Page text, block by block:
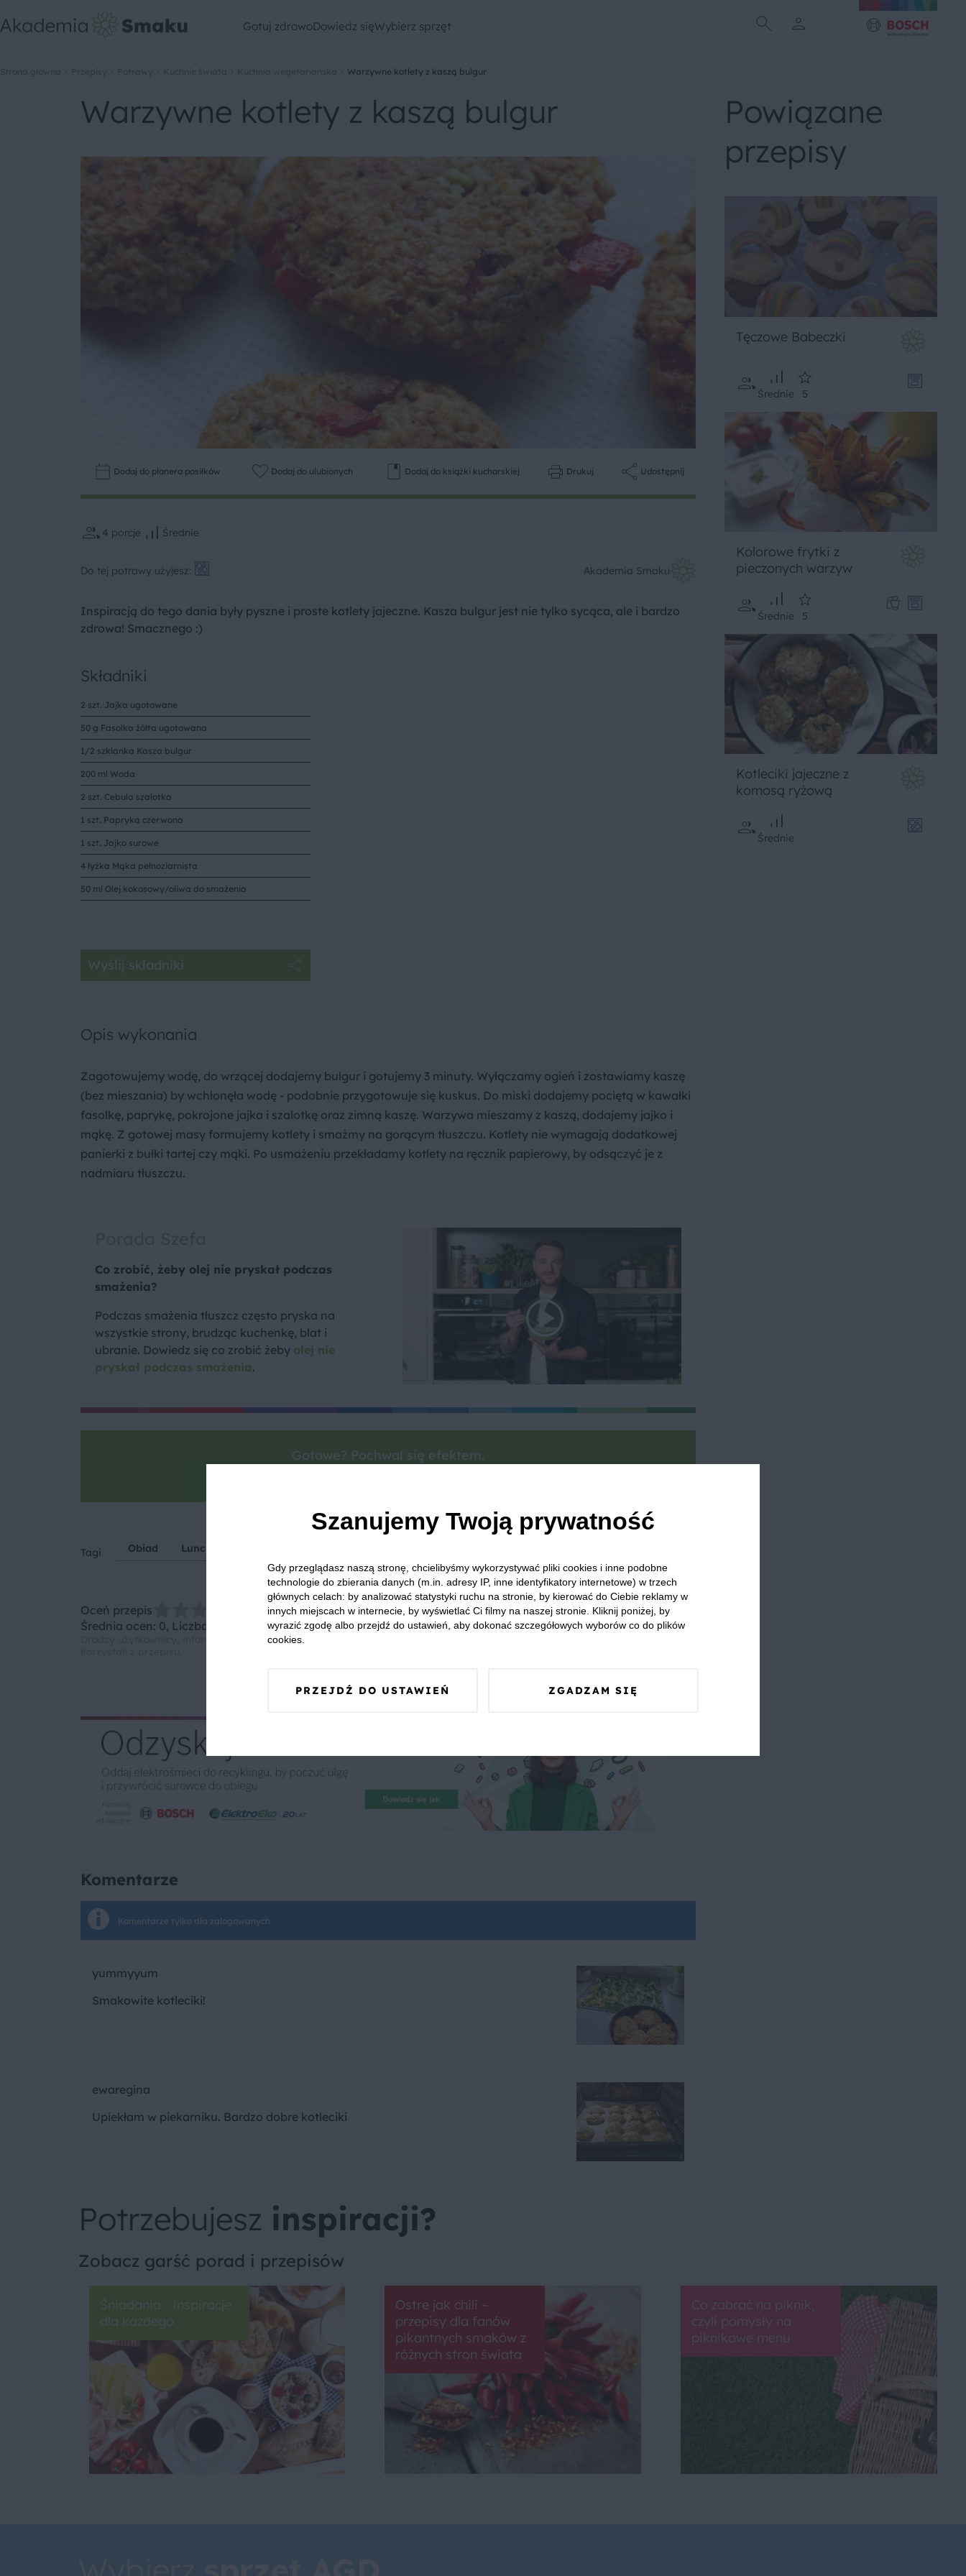
Gotuj zdrowoDowiedz sięWybierz sprzęt
Warzywne kotlety z kaszą bulgur
Warzywne kotlety z kaszą bulgur
Dodaj do planera posiłków Dodaj do ulubionych Dodaj do książki kucharskiej Drukuj Udostępnij
4 porcje Średnie
Do tej potrawy użyjesz: Akademia Smaku
Inspiracją do tego dania były pyszne i proste kotlety jajeczne. Kasza bulgur jest nie tylko sycąca, ale i bardzo
zdrowa! Smacznego :)
Składniki
2 szt. Jajka ugotowane
50 g Fasolka żółta ugotowana
1/2 szklanka Kasza bulgur
200 ml Woda
2 szt. Cebula szalotka
1 szt. Papryka czerwona
1 szt. Jajko surowe
4 łyżka Mąka pełnoziarnista
50 ml Olej kokosowy/oliwa do smażenia
Wyślij składniki
Opis wykonania
Zagotowujemy wodę, do wrzącej dodajemy bulgur i gotujemy 3 minuty. Wyłączamy ogień i zostawiamy kaszę
(bez mieszania) by wchłonęła wodę - podobnie przygotowuje się kuskus. Do miski dodajemy pociętą w kawałki
fasolkę, paprykę, pokrojone jajka i szalotkę oraz zimną kaszę. Warzywa mieszamy z kaszą, dodajemy jajko i
mąkę. Z gotowej masy formujemy kotlety i smażmy na gorącym tłuszczu. Kotlety nie wymagają dodatkowej
panierki z bułki tartej czy mąki. Po usmażeniu przekładamy kotlety na ręcznik papierowy, by odsączyć je z
nadmiaru tłuszczu.
Co zrobić, żeby olej nie pryskał podczas
smażenia?
Podczas smażenia tłuszcz często pryska na
wszystkie strony, brudząc kuchenkę, blat i
ubranie. Dowiedz się co zrobić żeby olej nie
pryskał podczas smażenia.
Gotowe? Pochwal się efektem.
Tagi Obiad Lunch
Oceń przepis
Średnia ocen: 0, Liczba ocen: 0
Drodzy użytkownicy, informujemy, że nie możemy Was zapewnić, że publikowane opinie pochodzą od konsumentów, którzy
Komentarze
Komentarze tylko dla zalogowanych
yummyyum
Smakowite kotleciki!
ewaregina
Upiekłam w piekarniku. Bardzo dobre kotleciki
Powiązane
przepisy
Tęczowe Babeczki
Średnie 5
Kolorowe frytki z
pieczonych warzyw
Średnie 5
Kotleciki jajeczne z
komosą ryżową
Średnie
Potrzebujesz inspiracji?
Zobacz garść porad i przepisów
Śniadania - inspiracje
dla każdego
Ostre jak chili –
przepisy dla fanów
pikantnych smaków z
różnych stron świata
Co zabrać na piknik,
czyli pomysły na
piknikowe menu
Szanujemy Twoją prywatność
Gdy przeglądasz naszą stronę, chcielibyśmy wykorzystywać pliki cookies i inne podobne
technologie do zbierania danych (m.in. adresy IP, inne identyfikatory internetowe) w trzech
głównych celach: by analizować statystyki ruchu na stronie, by kierować do Ciebie reklamy w
innych miejscach w internecie, by wyświetlać Ci filmy na naszej stronie. Kliknij poniżej, by
wyrazić zgodę albo przejdź do ustawień, aby dokonać szczegółowych wyborów co do plików
cookies.
PRZEJDŹ DO USTAWIEŃ ZGADZAM SIĘ